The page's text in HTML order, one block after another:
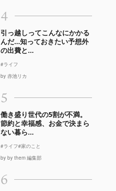
4
引っ越しってこんなにかかる
んだ…知っておきたい予想外
の出費と...
#ライフ
by 赤池リカ
5
働き盛り世代の5割が不満。
節約と幸福感、お金で決まら
ない暮ら...
#ライフ#家のこと
by by them 編集部
6